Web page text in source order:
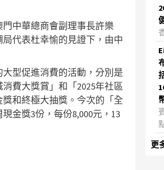
中華總商會副理事長許樂
代表杜幸愉的見證下，由中
型促進消費的活動，分別是
費大獎賞」和「2025年社區
和終極大抽獎。今次的「全
金獎3份，每份8,000元，13
更